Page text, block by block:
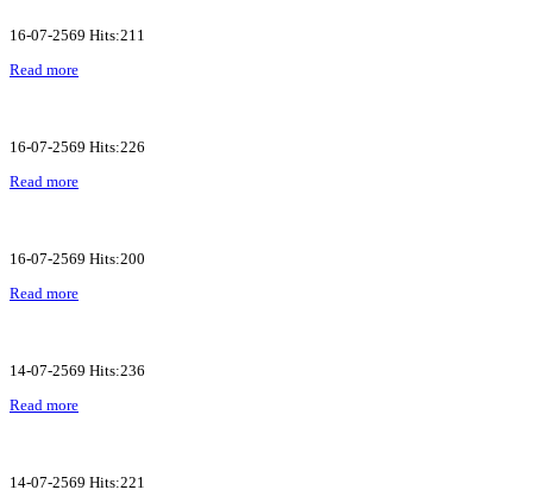
16-07-2569 Hits:211
Read more
16-07-2569 Hits:226
Read more
16-07-2569 Hits:200
Read more
14-07-2569 Hits:236
Read more
14-07-2569 Hits:221